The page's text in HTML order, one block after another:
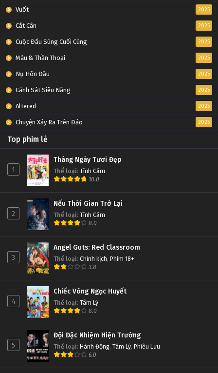
Vuốt 2025
Cắt Cân 2025
Cuộc Đấu Súng Cuối Cùng 2025
Máu & Thần Thoại 2025
Nụ Hôn Đầu 2025
Cảnh Sát Siêu Năng 2025
Altered 2025
Chuyện Xảy Ra Trên Đảo 2025
Top phim lẻ
1
Tháng Ngày Tươi Đẹp
Thể loại: Tình Cảm
10.0
2
Nếu Thời Gian Trở Lại
Thể loại: Tình Cảm
8.0
3
Angel Guts: Red Classroom
Thể loại: Chính kịch, Phim 18+
3.8
4
Chiếc Vòng Ngọc Huyết
Thể loại: Tâm Lý
8.0
5
Đội Đặc Nhiệm Hiện Trường
Thể loại: Hành Động, Tâm Lý, Phiêu Lưu
6.0